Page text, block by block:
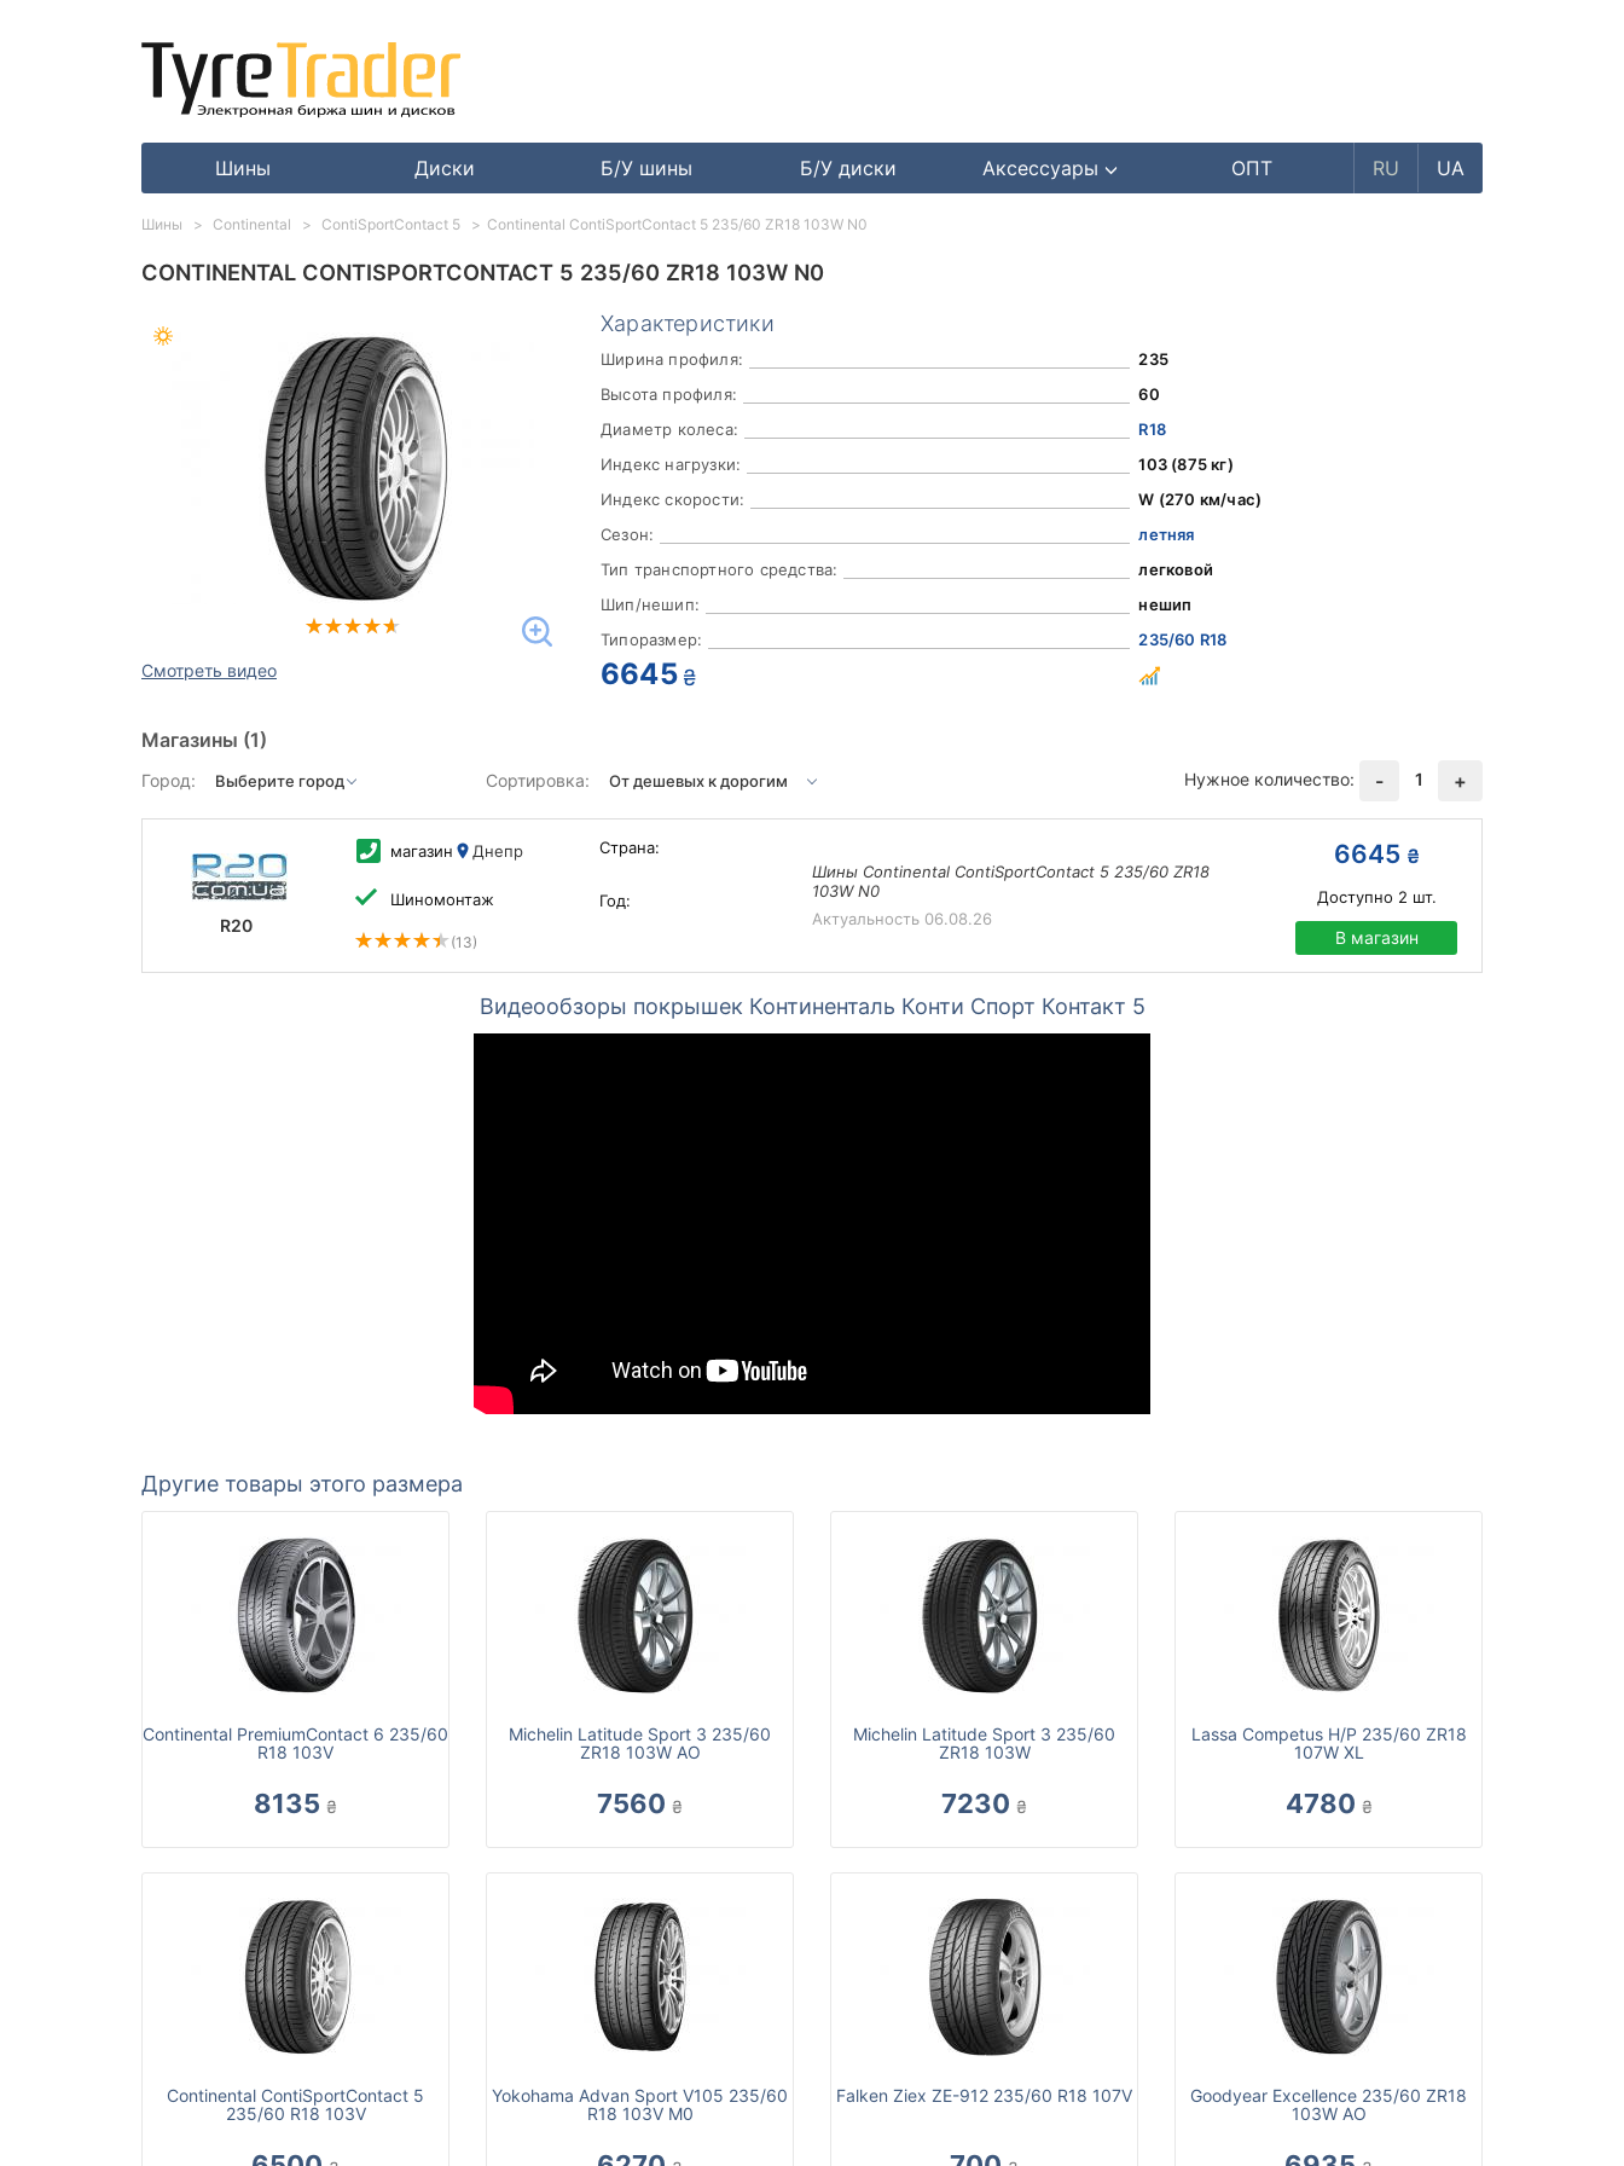
Шины Диски Б/У шины Б/У диски Аксессуары ОПТ RU UA
CONTINENTAL CONTISPORTCONTACT 5 235/60 ZR18 103W N0
Смотреть видео
Характеристики
Ширина профиля:
235
Высота профиля:
60
Диаметр колеса:
R18
Индекс нагрузки:
103 (875 кг)
Индекс скорости:
W (270 км/час)
Сезон:
летняя
Тип транспортного средства:
легковой
Шип/нешип:
нешип
Типоразмер:
235/60 R18
6645 ₴
Магазины (1)
Город: Сортировка: Нужное количество: - 1 +
R20
магазин Днепр
Шиномонтаж
(13)
Страна:
Год:
Шины Continental ContiSportContact 5 235/60 ZR18
103W N0
Актуальность 06.08.26
6645 ₴
Доступно 2 шт.
В магазин
Видеообзоры покрышек Континенталь Конти Спорт Контакт 5
Другие товары этого размера
Continental PremiumContact 6 235/60
R18 103V
8135 ₴
Michelin Latitude Sport 3 235/60
ZR18 103W AO
7560 ₴
Michelin Latitude Sport 3 235/60
ZR18 103W
7230 ₴
Lassa Competus H/P 235/60 ZR18
107W XL
4780 ₴
Continental ContiSportContact 5
235/60 R18 103V
Yokohama Advan Sport V105 235/60
R18 103V M0
Falken Ziex ZE-912 235/60 R18 107V
Goodyear Excellence 235/60 ZR18
103W AO
Шины Continental ContiSportContact 5 Continental ContiSportContact 5 235/60 ZR18 103W N0